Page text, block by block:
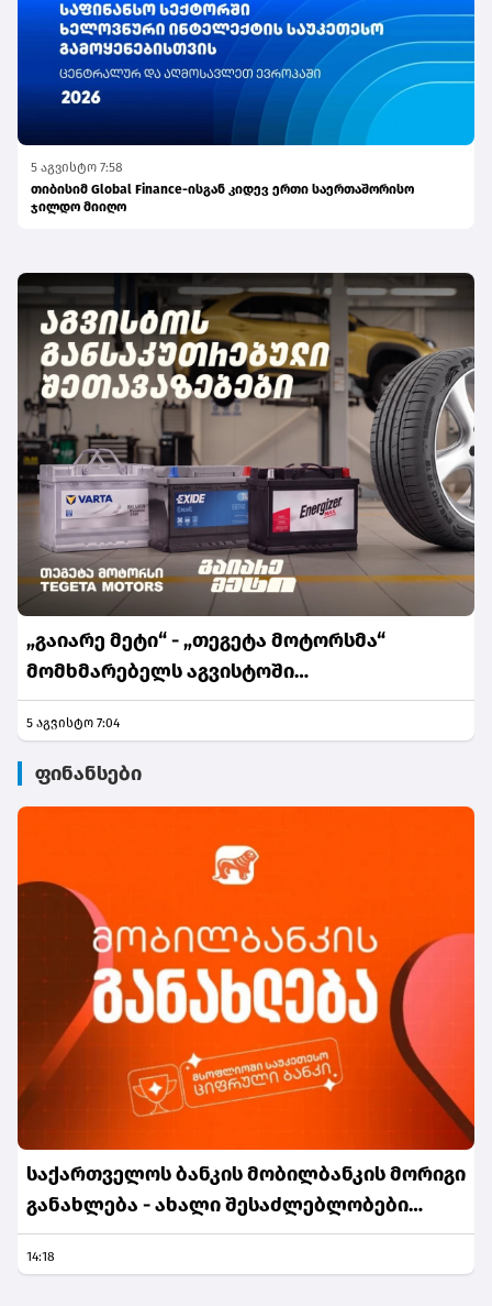
5 აგვისტო 7:58
თიბისიმ Global Finance-ისგან კიდევ ერთი საერთაშორისო
ჯილდო მიიღო
„გაიარე მეტი“ - „თეგეტა მოტორსმა“
მომხმარებელს აგვისტოში
განსაკუთრებული შეთავაზებები მოუმზადა
5 აგვისტო 7:04
ფინანსები
საქართველოს ბანკის მობილბანკის მორიგი
განახლება - ახალი შესაძლებლობები
მომხმარებლებისთვის
14:18